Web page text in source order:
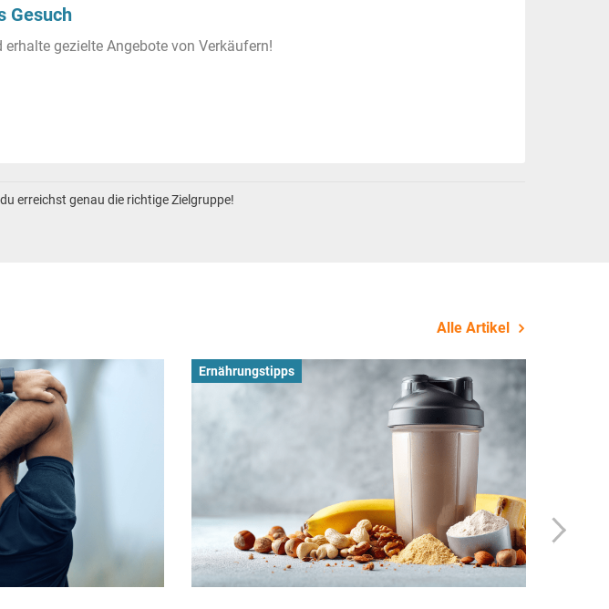
Gesuch
gezielte Angebote von Verkäufern!
erreichst genau die richtige Zielgruppe!
Alle Artikel
Ernährungstipps